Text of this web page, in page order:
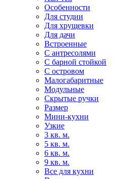
Особенности
Для студии
Для хрущевки
Для дачи
Встроенные
С антресолями
С барной стойкой
С островом
Малогабаритные
Модульные
Скрытые ручки
Размер
Мини-кухни
Узкие
3 кв. м.
5 кв. м.
6 кв. м.
9 кв. м.
Все для кухни